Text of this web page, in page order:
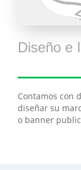
Diseño e
Contamos con
diseñar su
o banner